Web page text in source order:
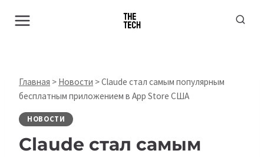
Главная > Новости >Claude стал самым популярным
бесплатным приложением в App Store США
НОВОСТИ
Claude стал самым